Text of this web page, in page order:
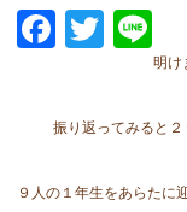
Facebook
明け
振り返ってみると２
９人の１年生をあらたに